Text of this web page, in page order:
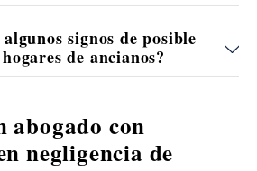
signos de posible
de ancianos?
abogado con
negligencia de